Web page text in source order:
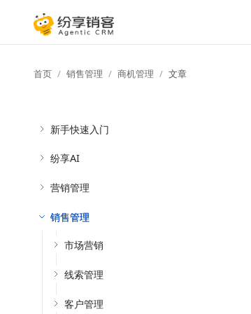
首页 销售管理 商机管理 文章
新手快速入门
纷享AI
营销管理
销售管理
市场营销
线索管理
客户管理